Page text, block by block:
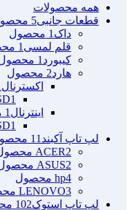
همه محصولات
قطعات جانبی5 محصول
داک 1 محصول
قلم لمسی 1 محصول
کیبورد 1 محصول
هارد2 محصول
اکسترنال
1 محصول
اینترنال 1 محصول
1 محصول
لپ تاپ آکبند 11 محصول
ACER2 محصول
ASUS2 محصول
hp4 محصول
LENOVO3 محصول
لپ تاپ استوک102 محصول